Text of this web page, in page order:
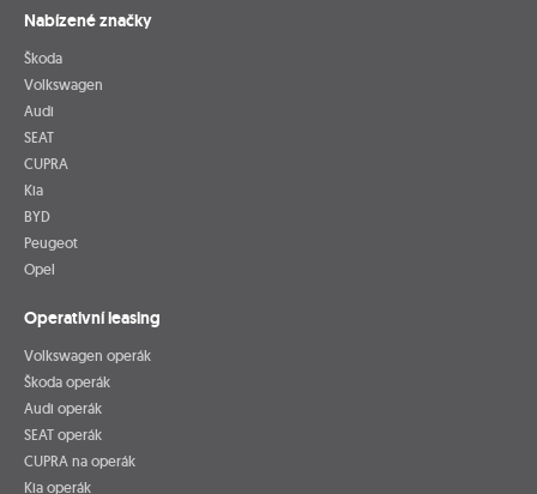
Nabízené značky
Škoda
Volkswagen
Audi
SEAT
CUPRA
Kia
BYD
Peugeot
Opel
Operativní leasing
Volkswagen operák
Škoda operák
Audi operák
SEAT operák
CUPRA na operák
Kia operák